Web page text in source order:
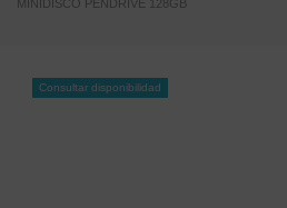
MINIDISCO PENDRIVE 128GB
Consultar disponibilidad